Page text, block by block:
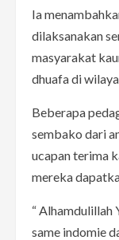
Ia
dilaksanakan
masyarakat
dhuafa di
Beberapa
sembako dari
ucapan terima
mereka
“ Alhamdulillah
same indomie